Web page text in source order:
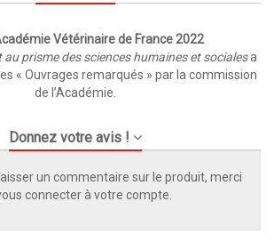
Vétérinaire de France 2022
au prisme des sciences humaines et socialesa
« Ouvrages remarqués » par la commission
de l’Académie.
Donnez votre avis !
un commentaire sur le produit, merci
connecter à votre compte.